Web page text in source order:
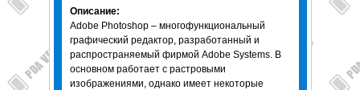
Описание:
Adobe Photoshop – многофункциональный
графический редактор, разработанный и
распространяемый фирмой Adobe Systems. В
основном работает с растровыми
изображениями, однако имеет некоторые